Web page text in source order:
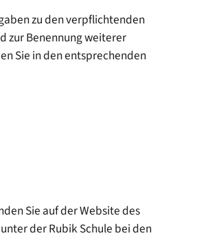
zu den verpflichtenden
zur Benennung weiterer
Sie in den entsprechenden
Sie auf der Website des
unter der Rubik Schule bei den